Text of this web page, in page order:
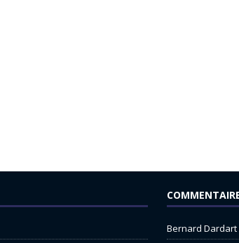
Bernard Dardart